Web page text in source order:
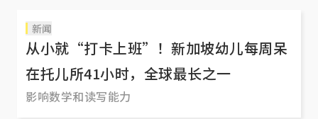
新闻
从小就“打卡上班”！新加坡幼儿每周呆
在托儿所41小时，全球最长之一
影响数学和读写能力